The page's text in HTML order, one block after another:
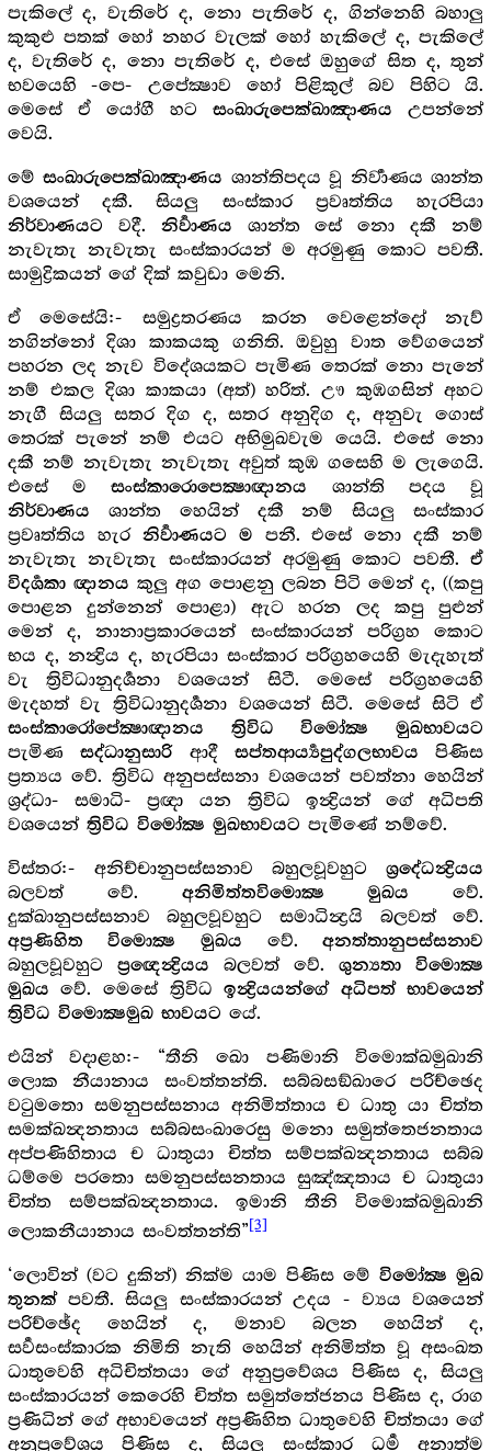
පැකිලේ ද, වැතිරේ ද, නො පැතිරේ ද, ගින්නෙහි බහාලු
කුකුළු පතක් හෝ නහර වැලක් හෝ හැකිලේ ද, පැකිලේ
ද, වැතිරේ ද, නො පැතිරේ ද, එසේ ඔහුගේ සිත ද, තුන්
භවයෙහි -පෙ- උපේක්‍ෂාව හෝ පිළිකුල් බව පිහිට යි.
මෙසේ ඒ යෝගී හටසංඛාරුපෙක්ඛාඤාණය උපන්නේ
වෙයි.
මේසංඛාරුපෙක්ඛාඤාණය ශාන්තිපදය වූ නිර්‍වාණය ශාන්ත
වශයෙන් දකී. සියලු සංස්කාර ප්‍ර‍වෘත්තිය හැරපියා
නිර්වාණයට වදී. නිර්‍වාණය ශාන්ත සේ නො දකී නම්
නැවැතැ නැවැතැ සංස්කාරයන් ම අරමුණු කොට පවතී.
සාමුද්‍රිකයන් ගේ දික් කවුඩා මෙනි.
ඒ මෙසේයි:- සමුද්‍ර‍තරණය කරන වෙළෙන්දෝ නැව්
නගින්නෝ දිශා කාකයකු ගනිති. ඔවුහු වාත වේගයෙන්
පහරන ලද නැව විදේශයකට පැමිණ තෙරක් නො පැනේ
නම් එකල දිශා කාකයා (අත්) හරිත්. ඌ කුඹගසින් අහට
නැගී සියලු සතර දිග ද, සතර අනුදිග ද, අනුවැ ගොස්
තෙරක් පැනේ නම් එයට අභිමුඛවැම යෙයි. එසේ නො
දකී නම් නැවැතැ නැවැතැ අවුත් කුඹ ගසෙහි ම ලැගෙයි.
එසේ මසංස්කාරොපෙක්‍ෂාඥානය ශාන්ති පදය වූ
නිර්වාණය ශාන්ත හෙයින් දකී නම් සියලු සංස්කාර
ප්‍ර‍වෘත්තිය හැර නිර්‍වාණයට ම පනී. එසේ නො දකී නම්
නැවැතැ නැවැතැ සංස්කාරයන් අරමුණු කොට පවතී.ඒ
විදර්‍ශකා ඥානය කුලු අග පොළනු ලබන පිටි මෙන් ද, ((කපු
පොළන දුන්නෙන් පොළා) ඇට හරන ලද කපු පුළුන්
මෙන් ද, නානාප්‍ර‍කාරයෙන් සංස්කාරයන් පරිග්‍ර‍හ කොට
භය ද, නන්‍ද්‍රිය ද, හැරපියා සංස්කාර පරිග්‍ර‍හයෙහි මැදැහැත්
වැ ත්‍රිවිධානුදර්‍ශනා වශයෙන් සිටී. මෙසේ පරිග්‍ර‍හයෙහි
මැදහත් වැ ත්‍රිවිධානුදර්‍ශනා වශයෙන් සිටී. මෙසේ සිටි ඒ
සංස්කාරෝපේක්‍ෂාඥානය ත්‍රිවිධ විමෝක්‍ෂ මුඛභාවයට
පැමිණසද්ධානුසාරි ආදී සප්තආර්‍ය්‍යපුද්ගලභාවය පිණිස
ප්‍ර‍ත්‍යය වේ. ත්‍රිවිධ අනුපස්සනා වශයෙන් පවත්නා හෙයින්
ශ්‍ර‍ද්ධා- සමාධි- ප්‍ර‍ඥා යන ත්‍රිවිධ ඉන්‍ද්‍රියන් ගේ අධිපති
වශයෙන් ත්‍රිවිධ විමෝක්‍ෂ මුඛභාවයට පැමිණේ නම්වේ.
විස්තර:- අනිච්චානුපස්සනාව බහුලවූවහුටශ්‍ර‍දේධන්‍ද්‍රියය
බලවත් වේ. අනිමිත්තවිමොක්‍ෂ මුඛය
වේ.
දුක්ඛානුපස්සනාව බහුලවූවහුට සමාධින්‍ද්‍ර‍යි බලවත් වේ.
අප්‍ර‍ණිහිත විමොක්‍ෂ මුඛය වේ.අනත්තානුපස්සනාව
බහුලවූවහුට ප්‍රඥෙන්‍ද්‍රියය බලවත් වේ.ශුන්‍යතා විමොක්‍ෂ
මුඛය වේ. මෙසේ ත්‍රිවිධඉන්‍ද්‍රියයන්ගේ අධිපත් භාවයෙන්
ත්‍රිවිධ විමොක්‍ෂමුඛ භාවයට යේ.
එයින් වදාළහ:- “තීනි ඛො පණිමානි විමොක්ඛමුඛානි
ලොක නීයානාය සංවත්තන්ති. සබ්බසඞ්ඛාරෙ පරිච්ඡෙද
වටුමතො සමනුපස්සනාය අනිමිත්තාය ච ධාතු යා චිත්ත
සමක්ඛන්‍දනතාය සබ්බසංඛාරෙසු මනො සමුත්තෙජනතාය
අප්පණිහිතාය ච ධාතුයා චිත්ත සම්පක්ඛන්‍දනතාය සබ්බ
ධම්මෙ පරතො සමනුපස්සනතාය සුඤ්ඤතාය ච ධාතුයා
චිත්ත සම්පක්ඛන්‍දනතාය. ඉමානි තීනි විමොක්ඛමුඛානි
ලොකනීයානාය සංවත්තන්ති”[3]
‘ලොවින් (වට දුකින්) නික්ම යාම පිණිස මේවිමෝක්‍ෂ මුඛ
තුනක්පවතී. සියලු සංස්කාරයන් උදය - ව්‍යය වශයෙන්
පරිච්ඡේද හෙයින් ද, මනාව බලන හෙයින් ද,
සර්‍වසංස්කාරක නිමිති නැති හෙයින් අනිමිත්ත වූ අසංඛත
ධාතුවෙහි අධිචිත්තයා ගේ අනුප්‍රවේශය පිණිස ද, සියලු
සංස්කාරයන් කෙරෙහි චිත්ත සමුත්තේජනය පිණිස ද, රාග
ප්‍ර‍ණිධින් ගේ අභාවයෙන් අප්‍ර‍ණිහිත ධාතුවෙහි චිත්තයා ගේ
අනුප්‍රවේශය පිණිස ද, සියලු සංස්කාර ධර්‍ම අනාත්ම